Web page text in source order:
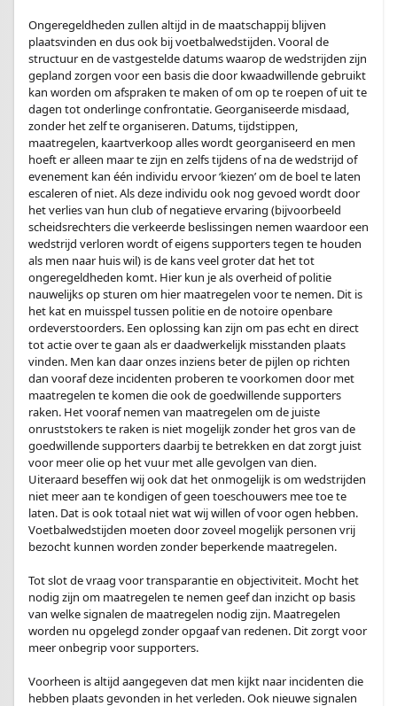
Ongeregeldheden zullen altijd in de maatschappij blijven
plaatsvinden en dus ook bij voetbalwedstijden. Vooral de
structuur en de vastgestelde datums waarop de wedstrijden zijn
gepland zorgen voor een basis die door kwaadwillende gebruikt
kan worden om afspraken te maken of om op te roepen of uit te
dagen tot onderlinge confrontatie. Georganiseerde misdaad,
zonder het zelf te organiseren. Datums, tijdstippen,
maatregelen, kaartverkoop alles wordt georganiseerd en men
hoeft er alleen maar te zijn en zelfs tijdens of na de wedstrijd of
evenement kan één individu ervoor ‘kiezen’ om de boel te laten
escaleren of niet. Als deze individu ook nog gevoed wordt door
het verlies van hun club of negatieve ervaring (bijvoorbeeld
scheidsrechters die verkeerde beslissingen nemen waardoor een
wedstrijd verloren wordt of eigens supporters tegen te houden
als men naar huis wil) is de kans veel groter dat het tot
ongeregeldheden komt. Hier kun je als overheid of politie
nauwelijks op sturen om hier maatregelen voor te nemen. Dit is
het kat en muisspel tussen politie en de notoire openbare
ordeverstoorders. Een oplossing kan zijn om pas echt en direct
tot actie over te gaan als er daadwerkelijk misstanden plaats
vinden. Men kan daar onzes inziens beter de pijlen op richten
dan vooraf deze incidenten proberen te voorkomen door met
maatregelen te komen die ook de goedwillende supporters
raken. Het vooraf nemen van maatregelen om de juiste
onruststokers te raken is niet mogelijk zonder het gros van de
goedwillende supporters daarbij te betrekken en dat zorgt juist
voor meer olie op het vuur met alle gevolgen van dien.
Uiteraard beseffen wij ook dat het onmogelijk is om wedstrijden
niet meer aan te kondigen of geen toeschouwers mee toe te
laten. Dat is ook totaal niet wat wij willen of voor ogen hebben.
Voetbalwedstijden moeten door zoveel mogelijk personen vrij
bezocht kunnen worden zonder beperkende maatregelen.
Tot slot de vraag voor transparantie en objectiviteit. Mocht het
nodig zijn om maatregelen te nemen geef dan inzicht op basis
van welke signalen de maatregelen nodig zijn. Maatregelen
worden nu opgelegd zonder opgaaf van redenen. Dit zorgt voor
meer onbegrip voor supporters.
Voorheen is altijd aangegeven dat men kijkt naar incidenten die
hebben plaats gevonden in het verleden. Ook nieuwe signalen